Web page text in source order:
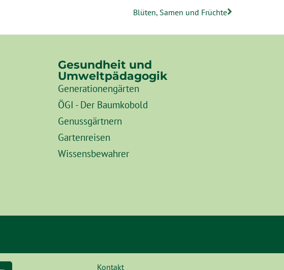
Blüten, Samen und Früchte
Gesundheit und
Umweltpädagogik
Generationengärten
ÖGI - Der Baumkobold
Genussgärtnern
Gartenreisen
Wissensbewahrer
Kontakt